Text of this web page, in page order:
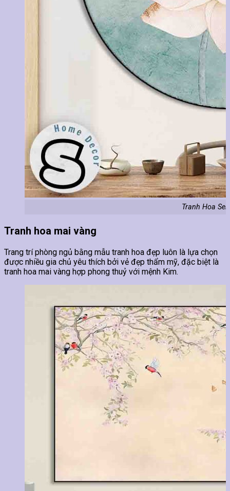
Tranh Hoa
Tranh hoa mai vàng
Trang trí phòng ngủ bằng mẫu tranh hoa đẹp luôn là lựa chọn
được nhiều gia chủ yêu thích bởi vẻ đẹp thẩm mỹ, đặc biệt là
tranh hoa mai vàng hợp phong thuỷ với mệnh Kim.